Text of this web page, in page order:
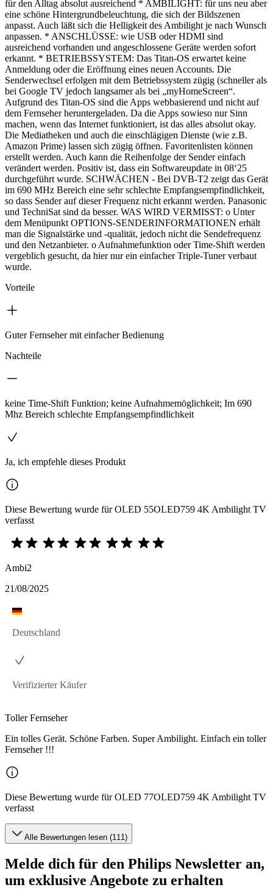
für den Alltag absolut ausreichend * AMBILIGHT: für uns neu aber
eine schöne Hintergrundbeleuchtung, die sich der Bildszenen
anpasst. Auch läßt sich die Helligkeit des Ambilight je nach Wunsch
anpassen. * ANSCHLÜSSE: wie USB oder HDMI sind
ausreichend vorhanden und angeschlossene Geräte werden sofort
erkannt. * BETRIEBSSYSTEM: Das Titan-OS erwartet keine
Anmeldung oder die Eröffnung eines neuen Accounts. Die
Senderwechsel erfolgen mit dem Betriebssystem zügig (schneller als
bei Google TV jedoch langsamer als bei „myHomeScreen“.
Aufgrund des Titan-OS sind die Apps webbasierend und nicht auf
dem Fernseher heruntergeladen. Da die Apps sowieso nur Sinn
machen, wenn das Internet funktioniert, ist das alles absolut okay.
Die Mediatheken und auch die einschlägigen Dienste (wie z.B.
Amazon Prime) lassen sich zügig öffnen. Favoritenlisten können
erstellt werden. Auch kann die Reihenfolge der Sender einfach
verändert werden. Positiv ist, dass ein Softwareupdate in 08‘25
durchgeführt wurde. SCHWÄCHEN - Bei DVB-T2 zeigt das Gerät
im 690 MHz Bereich eine sehr schlechte Empfangsempfindlichkeit,
so dass Sender auf dieser Frequenz nicht erkannt werden. Panasonic
und TechniSat sind da besser. WAS WIRD VERMISST: o Unter
dem Menüpunkt OPTIONS-SENDERINFORMATIONEN erhält
man die Signalstärke und -qualität, jedoch nicht die Sendefrequenz
und den Netzanbieter. o Aufnahmefunktion oder Time-Shift werden
vergeblich gesucht, da hier nur ein einfacher Triple-Tuner verbaut
wurde.
Vorteile
Guter Fernseher mit einfacher Bedienung
Nachteile
keine Time-Shift Funktion; keine Aufnahmemöglichkeit; Im 690
Mhz Bereich schlechte Empfangsempfindlichkeit
Ja, ich empfehle dieses Produkt
Diese Bewertung wurde für OLED 55OLED759 4K Ambilight TV
verfasst
Ambi2
21/08/2025
Deutschland
Verifizierter Käufer
Toller Fernseher
Ein tolles Gerät. Schöne Farben. Super Ambilight. Einfach ein toller
Fernseher !!!
Diese Bewertung wurde für OLED 77OLED759 4K Ambilight TV
verfasst
Alle Bewertungen lesen (111)
Melde dich für den Philips Newsletter an,
um exklusive Angebote zu erhalten